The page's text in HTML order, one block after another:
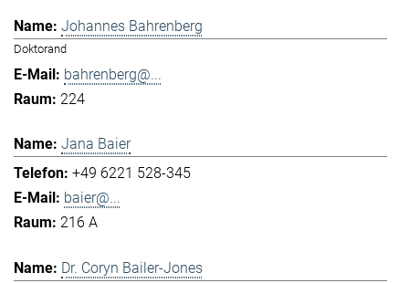
Johannes Bahrenberg
Doktorand
bahrenberg@...
224
Jana Baier
+49 6221 528-345
baier@...
216 A
Dr. Coryn Bailer-Jones